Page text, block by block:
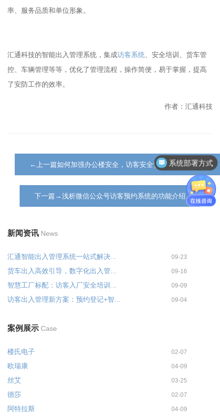
率、服务品质和单位形象。
汇通科技的智能出入管理系统，集成访客系统 、安全培训、货车管
控、车辆管理等等，优化了管理流程，操作简便，易于掌握，提高
了安防工作的效率。
作者：汇通科技
←上一篇如何加强办公楼安全，访客安全管理系统来给您支招
下一篇→浅析微信公众号访客预约系统的功能介绍
新闻资讯 News
汇通智能出入管理系统一站式解决... 09-23
货车出入高效引导，数字化出入管... 09-16
智慧工厂标配：访客入厂安全培训... 09-09
访客出入管理新方案：预约登记+智... 09-04
案例展示 Case
楼氏电子 02-07
欧瑞康 04-09
丝艾 03-25
德莎 02-07
阿特拉斯 04-09
系统部署方式